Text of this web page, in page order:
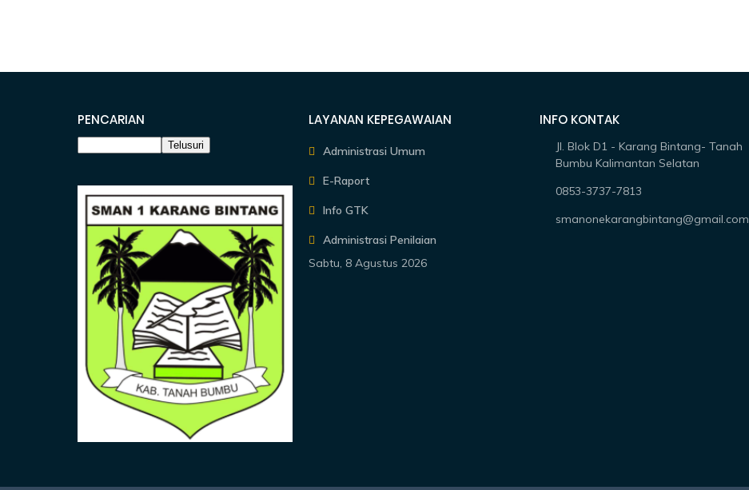
PENCARIAN LAYANAN KEPEGAWAIAN
Administrasi Umum
E-Raport
Info GTK
Administrasi Penilaian
Sabtu, 8 Agustus 2026
INFO KONTAK
Jl. Blok D1 - Karang Bintang- Tanah
Bumbu Kalimantan Selatan
0853-3737-7813
smanonekarangbintang@gmail.com